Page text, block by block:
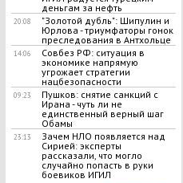
деньгам за нефть
20:08
"Золотой дубль": Шипулин и
Юрлова - триумфаторы гонок
преследования в Антхольце
14:06
Совбез РФ: ситуация в
экономике напрямую
угрожает стратегии
нацбезопасности
09:23
Пушков: снятие санкций с
Ирана - чуть ли не
единственный верный шаг
Обамы
23:13
Зачем НЛО появляется над
Сирией: эксперты
рассказали, что могло
случайно попасть в руки
боевиков ИГИЛ